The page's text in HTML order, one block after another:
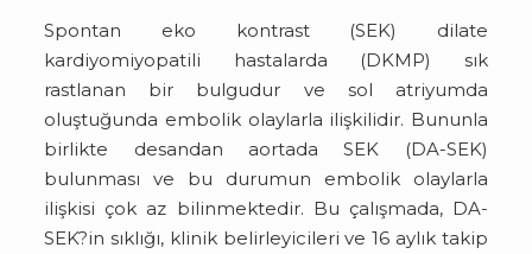
Spontan eko kontrast (SEK) dilate
kardiyomiyopatili hastalarda (DKMP) sık
rastlanan bir bulgudur ve sol atriyumda
oluştuğunda embolik olaylarla ilişkilidir. Bununla
birlikte desandan aortada SEK (DA-SEK)
bulunması ve bu durumun embolik olaylarla
ilişkisi çok az bilinmektedir. Bu çalışmada, DA-
SEK?in sıklığı, klinik belirleyicileri ve 16 aylık takip